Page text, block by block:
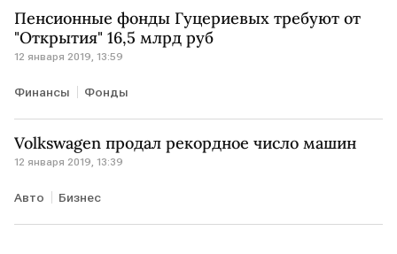
Пенсионные фонды Гуцериевых требуют от
"Открытия" 16,5 млрд руб
12 января 2019, 13:59
Финансы Фонды
Volkswagen продал рекордное число машин
12 января 2019, 13:39
Авто Бизнес